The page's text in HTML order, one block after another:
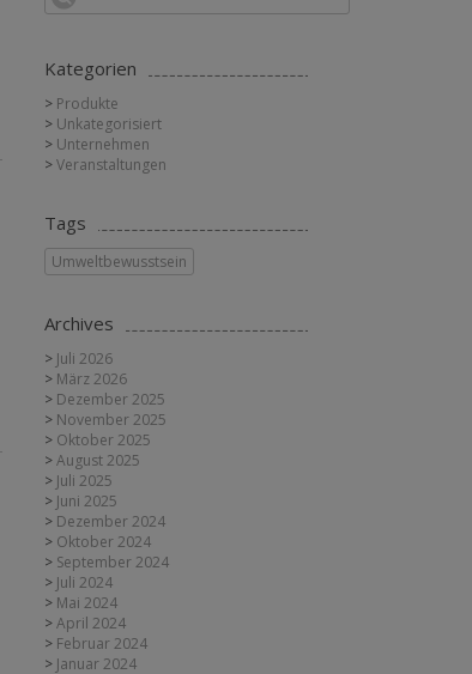
Kategorien
Produkte
Unkategorisiert
Unternehmen
Veranstaltungen
Tags
Umweltbewusstsein
Archives
Juli 2026
März 2026
Dezember 2025
November 2025
Oktober 2025
August 2025
Juli 2025
Juni 2025
Dezember 2024
Oktober 2024
September 2024
Juli 2024
Mai 2024
April 2024
Februar 2024
Januar 2024